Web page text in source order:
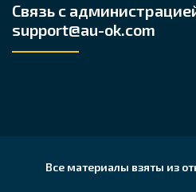
Связь с
support@au-ok.com
Все материалы взяты из